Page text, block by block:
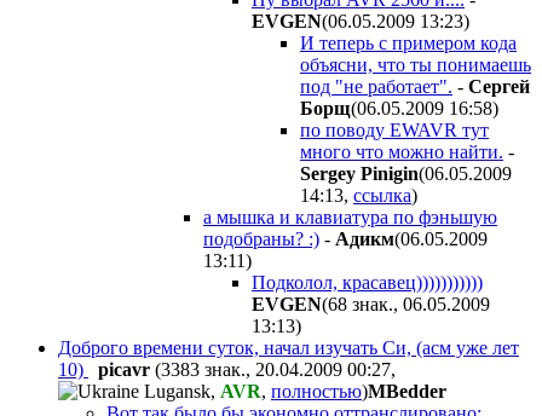
EVGEN(06.05.2009 13:23)
И теперь с примером кода
объясни, что ты понимаешь
под "не работает". - Сергей
Борщ(06.05.2009 16:58)
по поводу EWAVR тут
много что можно найти. -
Sergey Pinigin(06.05.2009
14:13, ссылка)
а мышка и клавиатура по фэньшую
подобраны? :) - Aдикм(06.05.2009
13:11)
Подколол, красавец)))))))))))
EVGEN(68 знак., 06.05.2009
13:13)
Доброго времени суток, начал изучать Си, (асм уже лет
10)
picavr (3383 знак., 20.04.2009 00:27,
, AVR, полностью)MBedder